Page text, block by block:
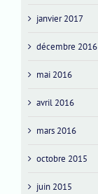
janvier 2017
décembre 2016
mai 2016
avril 2016
mars 2016
octobre 2015
juin 2015